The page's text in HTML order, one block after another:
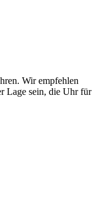
Wir empfehlen
Lage sein, die Uhr für